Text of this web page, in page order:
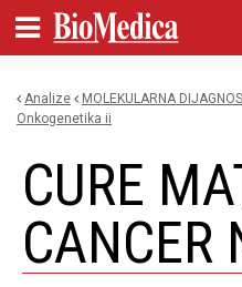
content
You are here
Analize
MOLEKULARNA
onkogenetika ii
CURE
CANCER